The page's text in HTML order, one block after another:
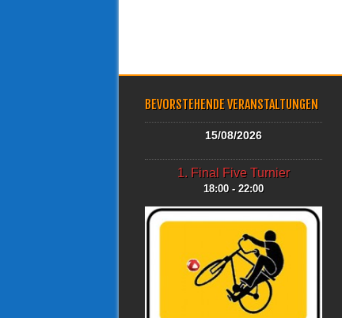
BEVORSTEHENDE VERANSTALTUNGEN
15/08/2026
1. Final Five Turnier
18:00 - 22:00